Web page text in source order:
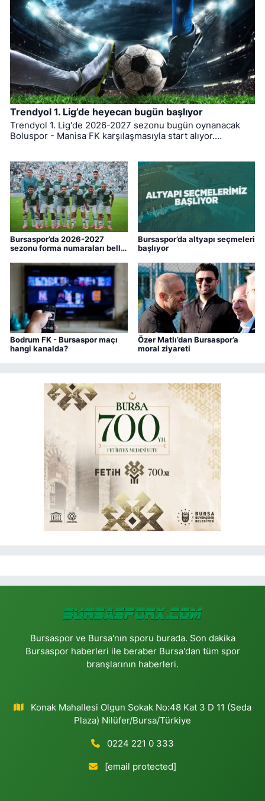
Trendyol 1. Lig’de heyecan bugün başlıyor
Trendyol 1. Lig'de 2026-2027 sezonu bugün oynanacak
Boluspor - Manisa FK karşılaşmasıyla start alıyor.
Bursaspor’da 2026-2027
sezonu forma numaraları belli
Bursaspor’da altyapı seçmeleri
başlıyor
Bodrum FK - Bursaspor maçı
hangi kanalda?
Özer Matlı’dan Bursaspor’a
moral ziyareti
Bursaspor ve Bursa'nın sporu burada. Son dakika
Bursaspor haberleri ile beraber Bursa'dan tüm spor
branşlarının haberleri.
Konak Mahallesi Olgun Sokak No:48 Kat 3 D 11 (Seda
Plaza) Nilüfer/Bursa/Türkiye
0224 221 0 333
[email protected]